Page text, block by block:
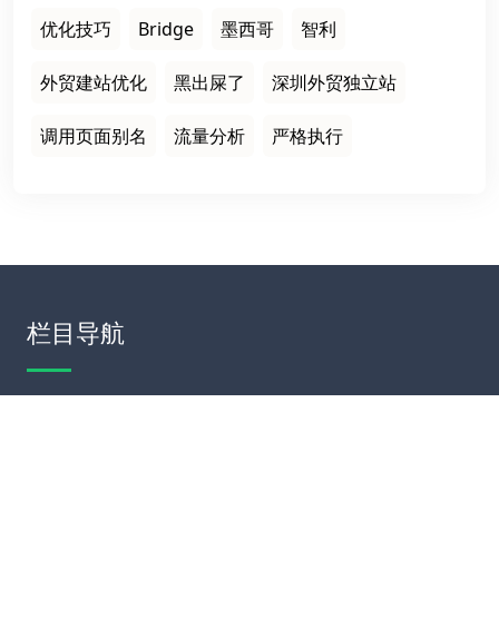
优化技巧 Bridge 墨西哥 智利
外贸建站优化 黑出屎了 深圳外贸独立站
调用页面别名 流量分析 严格执行
栏目导航